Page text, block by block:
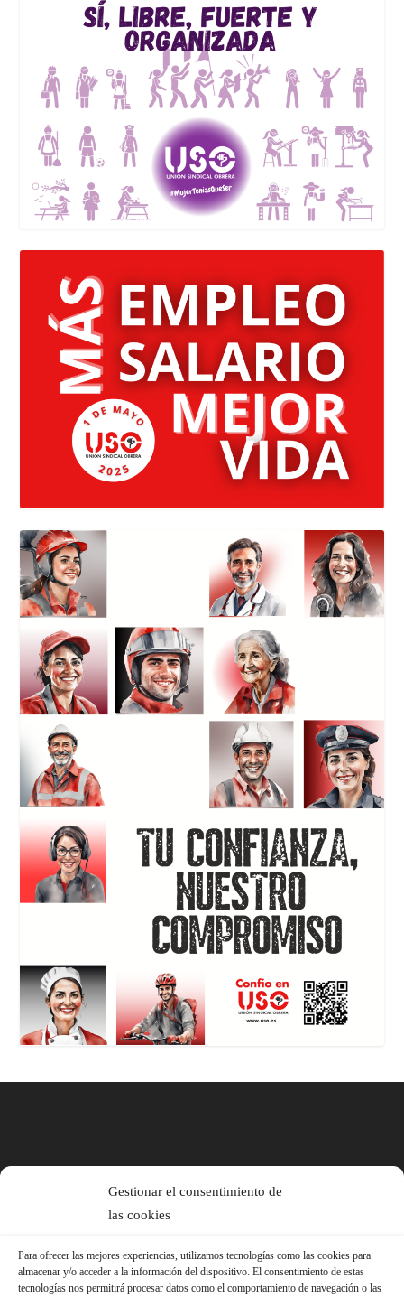
Gestionar el consentimiento de
las cookies
Para ofrecer las mejores experiencias, utilizamos tecnologías como las cookies para
almacenar y/o acceder a la información del dispositivo. El consentimiento de estas
tecnologías nos permitirá procesar datos como el comportamiento de navegación o las